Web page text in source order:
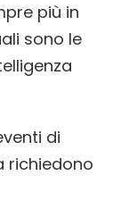
più in
sono le
di
richiedono